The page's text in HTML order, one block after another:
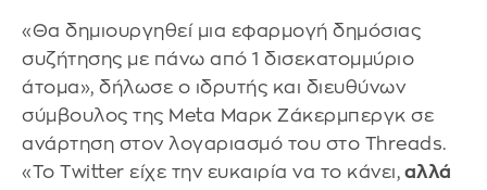
«Θα δημιουργηθεί μια εφαρμογή δημόσιας
συζήτησης με πάνω από 1 δισεκατομμύριο
άτομα», δήλωσε ο ιδρυτής και διευθύνων
σύμβουλος της Meta Μαρκ Ζάκερμπεργκ σε
ανάρτηση στον λογαριασμό του στο Threads.
«Το Twitter είχε την ευκαιρία να το κάνει, αλλά